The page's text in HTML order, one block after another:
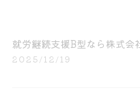
就労継続支援B型なら株式会
2025/12/19